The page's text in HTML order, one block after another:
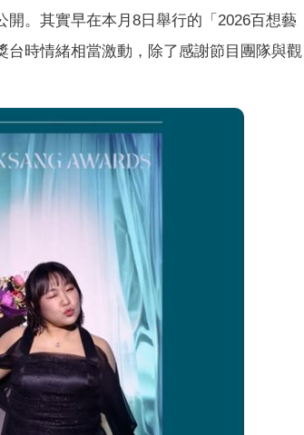
。其實早在本月8日舉行的「2026百想藝
時情緒相當激動，除了感謝節目團隊與觀